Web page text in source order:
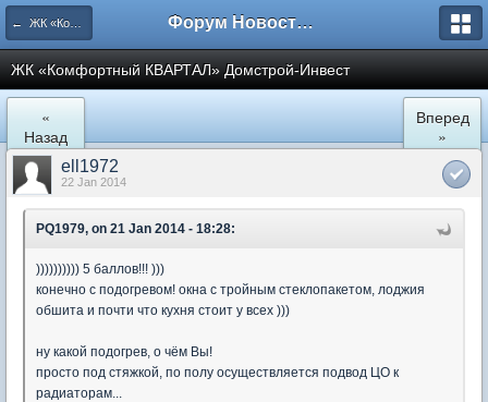
← ЖК «Комфортный КВАРТАЛ» Форум Новостройки
ЖК «Комфортный КВАРТАЛ» Домстрой-Инвест
«
Назад
Вперед
»
ell1972
22 Jan 2014
PQ1979, on 21 Jan 2014 - 18:28:
)))))))))) 5 баллов!!! )))
конечно с подогревом! окна с тройным стеклопакетом, лоджия
обшита и почти что кухня стоит у всех )))
ну какой подогрев, о чём Вы!
просто под стяжкой, по полу осуществляется подвод ЦО к
радиаторам...